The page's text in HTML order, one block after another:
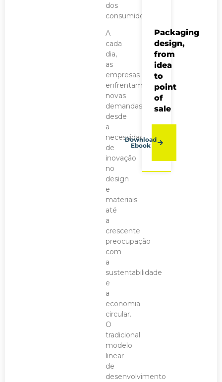
dos
consumidores.
A
cada
dia,
as
empresas
enfrentam
novas
demandas,
desde
a
necessidade
de
inovação
no
design
e
materiais
até
a
crescente
preocupação
com
a
sustentabilidade
e
a
economia
circular.
O
tradicional
modelo
linear
de
desenvolvimento
Packaging
design,
from
idea
to
point
of
sale
Download
Ebook